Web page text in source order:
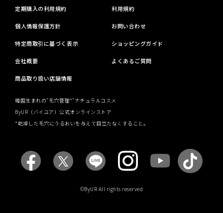
定期購入の利用規約
個人情報保護方針
利用規約
お問い合わせ
特定商取引に基づく表示
会社概要
商品取り扱い店舗情報
ショッピングガイド
よくあるご質問
韓国生まれの"毛穴管理*"ナチュラルコスメ
ByUR（バイユア）公式オンラインストア
*乾燥した毛穴にうるおいを与えて目立たなくすること。
©ByUR All rights reserved